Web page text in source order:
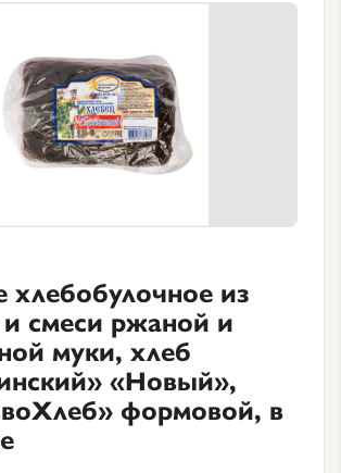
хлебобулочное из
смеси ржаной и
муки, хлеб
«Новый»,
формовой, в